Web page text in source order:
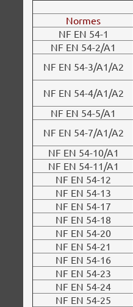
Normes
NF EN 54-1
NF EN 54-2/A1
NF EN 54-3/A1/A2
NF EN 54-4/A1/A2
NF EN 54-5/A1
NF EN 54-7/A1/A2
NF EN 54-10/A1
NF EN 54-11/A1
NF EN 54-12
NF EN 54-13
NF EN 54-17
NF EN 54-18
NF EN 54-20
NF EN 54-21
NF EN 54-16
NF EN 54-23
NF EN 54-24
NF EN 54-25